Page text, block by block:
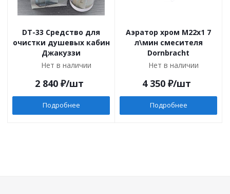
DT-33 Средство для
очистки душевых кабин
Джакуззи
Нет в наличии
2 840 ₽/шт
Подробнее
Аэратор хром М22х1 7
л\мин смесителя
Dornbracht
Нет в наличии
4 350 ₽/шт
Подробнее